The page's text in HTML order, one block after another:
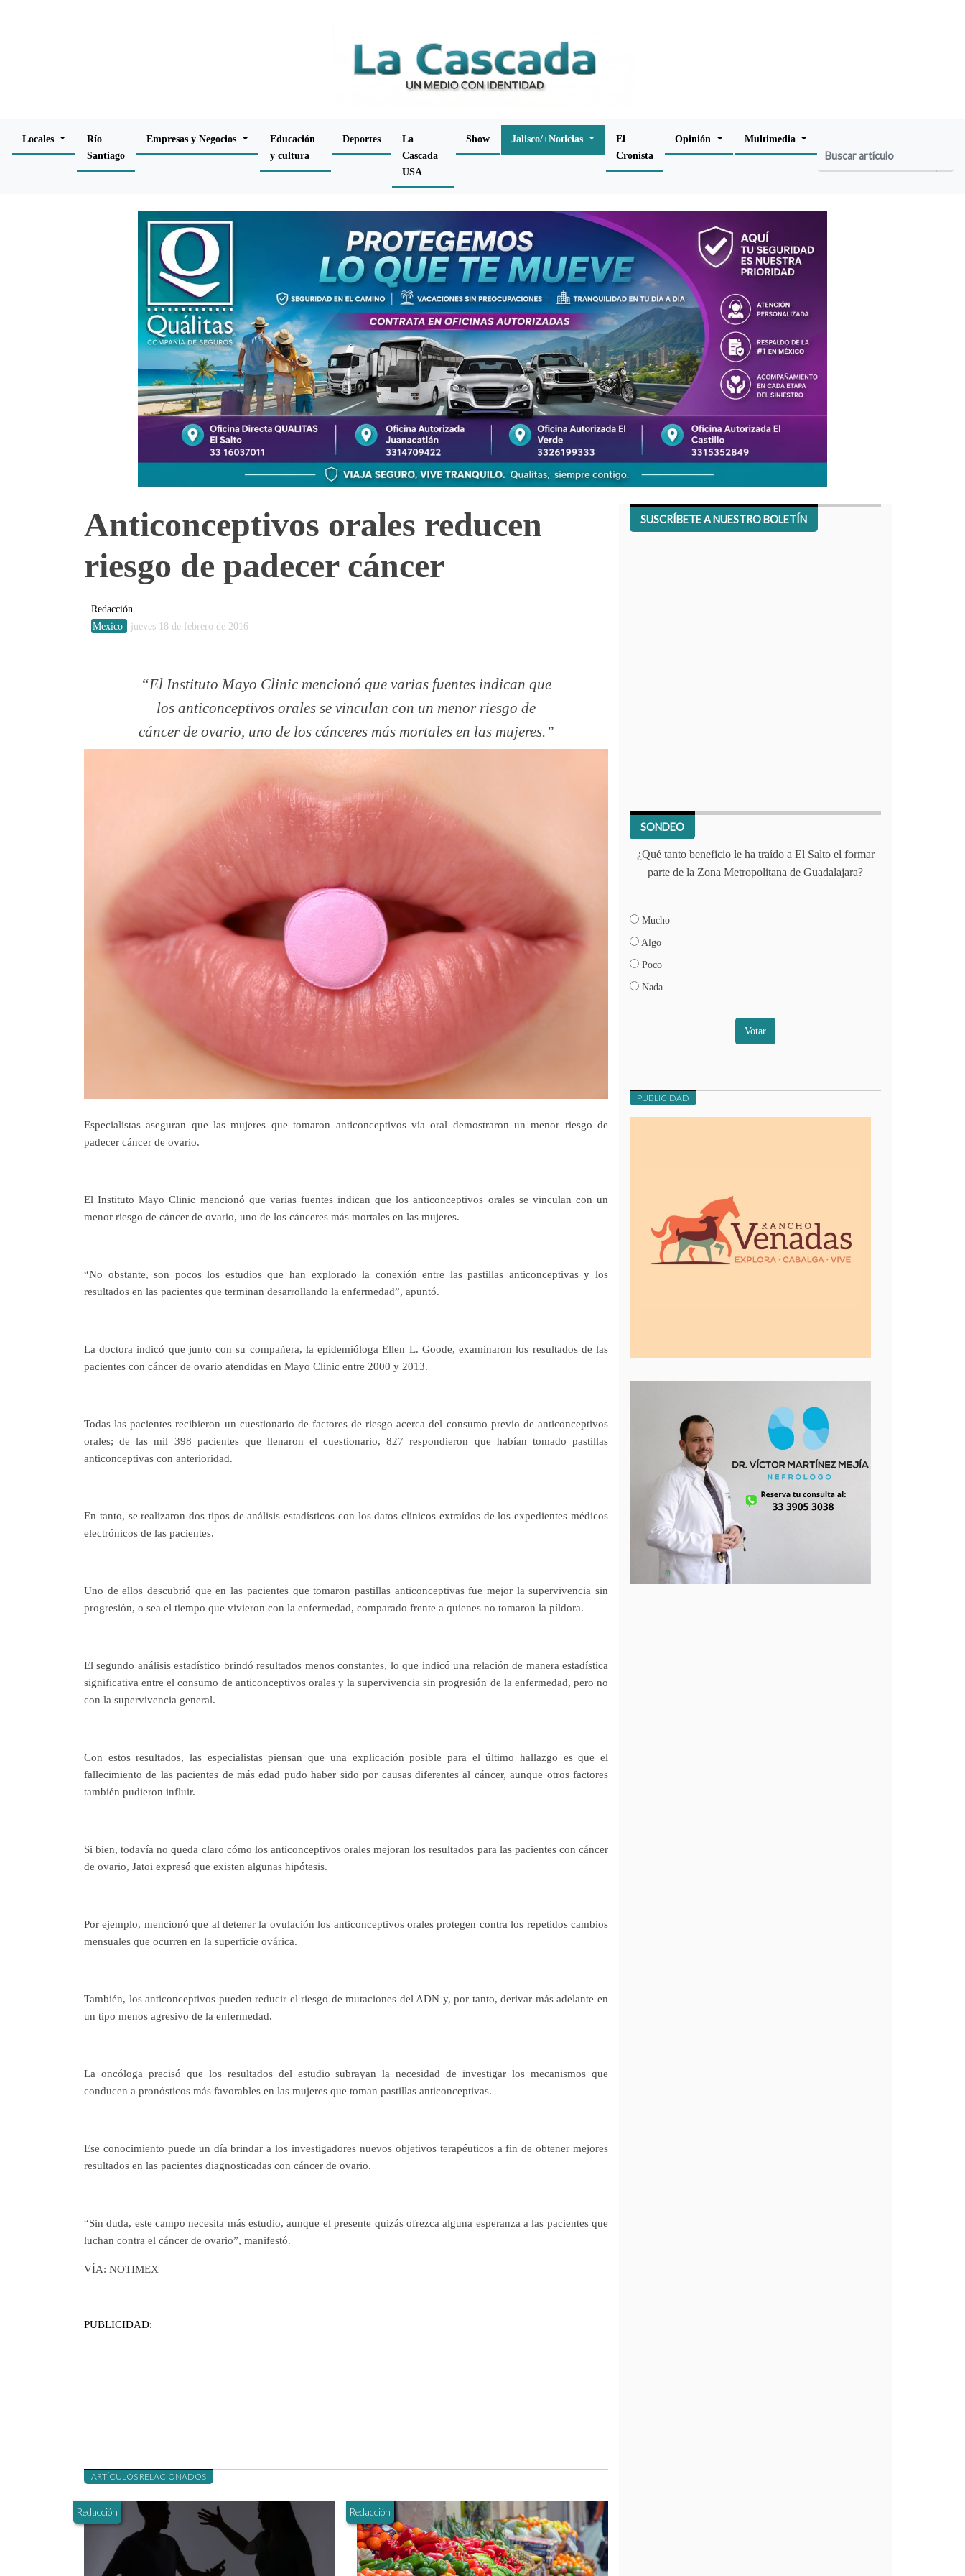
Locales
Río
Santiago
Empresas y Negocios
Educación
y cultura
Deportes
La
Cascada
USA
Show Jalisco/+Noticias
El
Cronista
Opinión Multimedia
Anticonceptivos orales reducen
riesgo de padecer cáncer
Redacción
Mexico
jueves 18 de febrero de 2016
El Instituto Mayo Clinic mencionó que varias fuentes indican que
los anticonceptivos orales se vinculan con un menor riesgo de
cáncer de ovario, uno de los cánceres más mortales en las mujeres.
Especialistas aseguran que las mujeres que tomaron anticonceptivos vía oral demostraron un menor riesgo de
padecer cáncer de ovario.
El Instituto Mayo Clinic mencionó que varias fuentes indican que los anticonceptivos orales se vinculan con un
menor riesgo de cáncer de ovario, uno de los cánceres más mortales en las mujeres.
“No obstante, son pocos los estudios que han explorado la conexión entre las pastillas anticonceptivas y los
resultados en las pacientes que terminan desarrollando la enfermedad”, apuntó.
La doctora indicó que junto con su compañera, la epidemióloga Ellen L. Goode, examinaron los resultados de las
pacientes con cáncer de ovario atendidas en Mayo Clinic entre 2000 y 2013.
Todas las pacientes recibieron un cuestionario de factores de riesgo acerca del consumo previo de anticonceptivos
orales; de las mil 398 pacientes que llenaron el cuestionario, 827 respondieron que habían tomado pastillas
anticonceptivas con anterioridad.
En tanto, se realizaron dos tipos de análisis estadísticos con los datos clínicos extraídos de los expedientes médicos
electrónicos de las pacientes.
Uno de ellos descubrió que en las pacientes que tomaron pastillas anticonceptivas fue mejor la supervivencia sin
progresión, o sea el tiempo que vivieron con la enfermedad, comparado frente a quienes no tomaron la píldora.
El segundo análisis estadístico brindó resultados menos constantes, lo que indicó una relación de manera estadística
significativa entre el consumo de anticonceptivos orales y la supervivencia sin progresión de la enfermedad, pero no
con la supervivencia general.
Con estos resultados, las especialistas piensan que una explicación posible para el último hallazgo es que el
fallecimiento de las pacientes de más edad pudo haber sido por causas diferentes al cáncer, aunque otros factores
también pudieron influir.
Si bien, todavía no queda claro cómo los anticonceptivos orales mejoran los resultados para las pacientes con cáncer
de ovario, Jatoi expresó que existen algunas hipótesis.
Por ejemplo, mencionó que al detener la ovulación los anticonceptivos orales protegen contra los repetidos cambios
mensuales que ocurren en la superficie ovárica.
También, los anticonceptivos pueden reducir el riesgo de mutaciones del ADN y, por tanto, derivar más adelante en
un tipo menos agresivo de la enfermedad.
La oncóloga precisó que los resultados del estudio subrayan la necesidad de investigar los mecanismos que
conducen a pronósticos más favorables en las mujeres que toman pastillas anticonceptivas.
Ese conocimiento puede un día brindar a los investigadores nuevos objetivos terapéuticos a fin de obtener mejores
resultados en las pacientes diagnosticadas con cáncer de ovario.
“Sin duda, este campo necesita más estudio, aunque el presente quizás ofrezca alguna esperanza a las pacientes que
luchan contra el cáncer de ovario”, manifestó.
VÍA: NOTIMEX
PUBLICIDAD:
ARTÍCULOS RELACIONADOS
Redacción Redacción
SUSCRÍBETE A NUESTRO BOLETÍN
SONDEO
¿Qué tanto beneficio le ha traído a El Salto el formar
parte de la Zona Metropolitana de Guadalajara?
Mucho
Algo
Poco
Nada
Votar
PUBLICIDAD